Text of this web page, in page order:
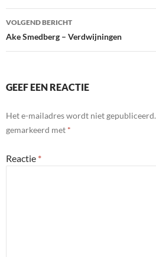
VOLGEND BERICHT
Ake Smedberg – Verdwijningen
GEEF EEN REACTIE
Het e-mailadres wordt niet gepubliceerd.
gemarkeerd met *
Reactie *